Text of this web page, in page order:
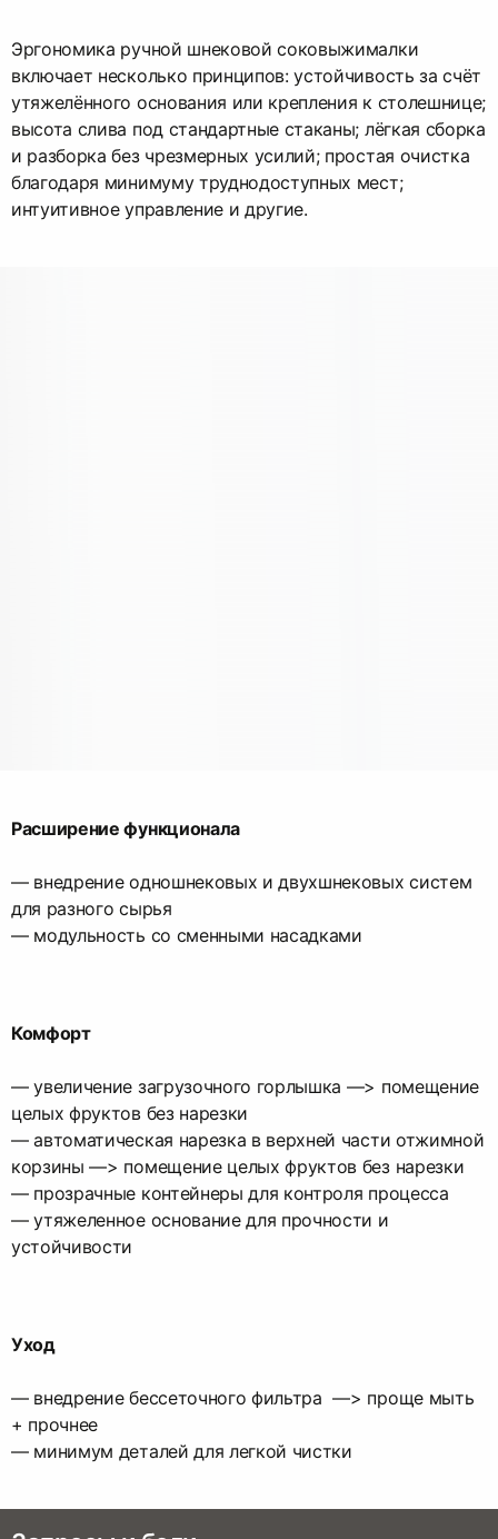
Эргономика ручной шнековой соковыжималки
включает несколько принципов: устойчивость за счёт
утяжелённого основания или крепления к столешнице;
высота слива под стандартные стаканы; лёгкая сборка
и разборка без чрезмерных усилий; простая очистка
благодаря минимуму труднодоступных мест;
интуитивное управление и другие.
Расширение функционала
— внедрение одношнековых и двухшнековых систем
для разного сырья
— модульность со сменными насадками
Комфорт
— увеличение загрузочного горлышка —> помещение
целых фруктов без нарезки
— автоматическая нарезка в верхней части отжимной
корзины —> помещение целых фруктов без нарезки
— прозрачные контейнеры для контроля процесса
— утяжеленное основание для прочности и
устойчивости
Уход
— внедрение бессеточного фильтра —> проще мыть
+ прочнее
— минимум деталей для легкой чистки